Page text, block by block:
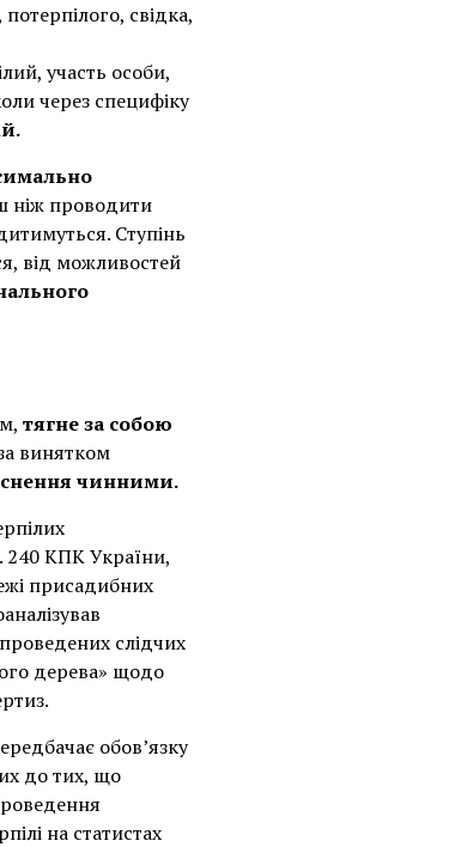
свідка,
участь особи,
через специфіку
ніж проводити
Ступінь
від можливостей
тягне за собою
винятком
чинними.
240 КПК України,
присадибних
слідчих
дерева» щодо
обов’язку
до тих, що
на статистах